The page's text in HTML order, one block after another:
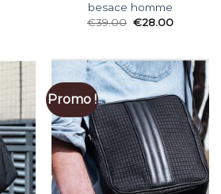
besace homme
€39.00 €28.00
Promo !